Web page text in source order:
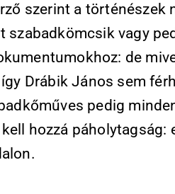
szerint a történészek
szabadkömcsik vagy
de
Drábik János sem
pedig
hozzá páholytagság: